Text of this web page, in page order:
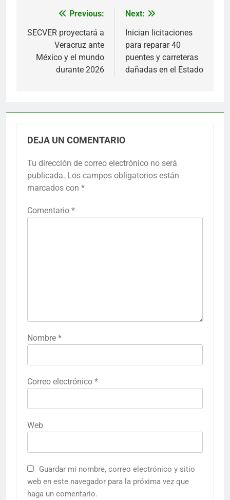
Navegación
de
entradas
Previous:
SECVER proyectará a
Veracruz ante
México y el mundo
durante 2026
Next:
Inician licitaciones
para reparar 40
puentes y carreteras
dañadas en el Estado
DEJA UN COMENTARIO
Tu dirección de correo electrónico no será
publicada. Los campos obligatorios están
marcados con *
Comentario *
Nombre *
Correo electrónico *
Web
Guardar mi nombre, correo electrónico y sitio
web en este navegador para la próxima vez que
haga un comentario.